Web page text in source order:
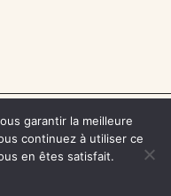
garantir la meilleure
continuez à utiliser ce
en êtes satisfait.